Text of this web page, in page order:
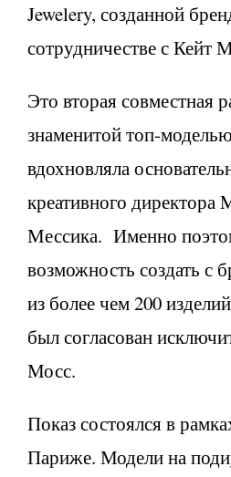
Jewelery, созданной
сотрудничестве сКейт
Это вторая совместная
знаменитой топ-
вдохновляла
креативного директора
Мессика. Именно
возможность создать с
из более чем 200
былсогласован
Мосс.
Показ состоялся в
Париже. Модели на